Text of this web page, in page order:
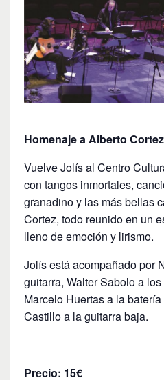
Homenaje a Alberto
Vuelve Jolís al Centro
con tangos inmortales,
granadino y las más bellas
Cortez, todo reunido en un
lleno de emoción y lirismo.
Jolís está acompañado por
guitarra, Walter Sabolo a
Marcelo Huertas a la
Castillo a la guitarra baja.
Precio: 15€